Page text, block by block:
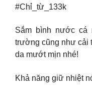
#Chỉ_từ_133k
Sắm bình nước cá
trường cũng như cải
da mướt mịn nhé!
Khả năng giữ nhiệt